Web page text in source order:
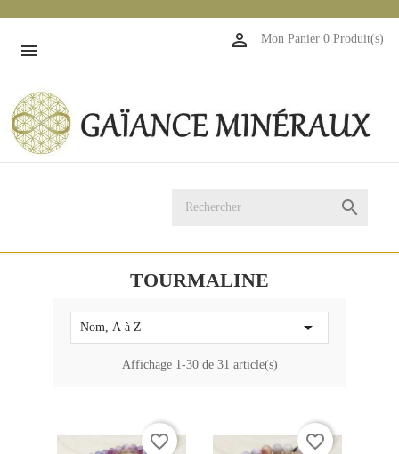

Mon Panier 0 Produit(s)


TOURMALINE
Nom, A à Z 
Affichage 1-30 de 31 article(s)
favorite_border favorite_border